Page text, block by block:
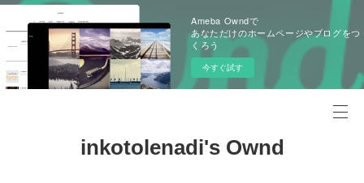
Ameba Owndで
あなただけのホームページやブログをつ
くろう
今すぐ試す
inkotolenadi's Ownd